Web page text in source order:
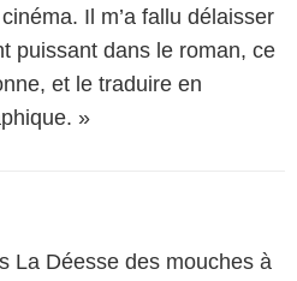
Il m’a fallu délaisser
puissant dans le roman, ce
et le traduire en
»
La Déesse des mouches à